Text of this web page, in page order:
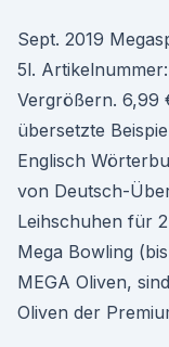
Sept. 2019
5l.
Vergrößern. 6,99
übersetzte
Englisch
von Deutsch-
Leihschuhen für
Mega Bowling
MEGA Oliven,
Oliven der